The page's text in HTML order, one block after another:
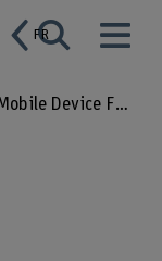
FR
Mobile Device Forensics